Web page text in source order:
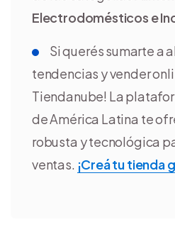
Electrodomésticos e
Si querés sumarte a
tendencias y vender
Tiendanube! La
de América Latina te
robusta y tecnológica
ventas. ¡Creá tu tienda